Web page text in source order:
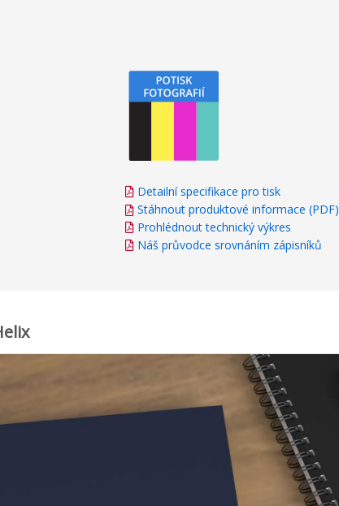
Detailní specifikace pro tisk
Stáhnout produktové informace (PDF)
Prohlédnout technický výkres
Náš průvodce srovnáním zápisníků